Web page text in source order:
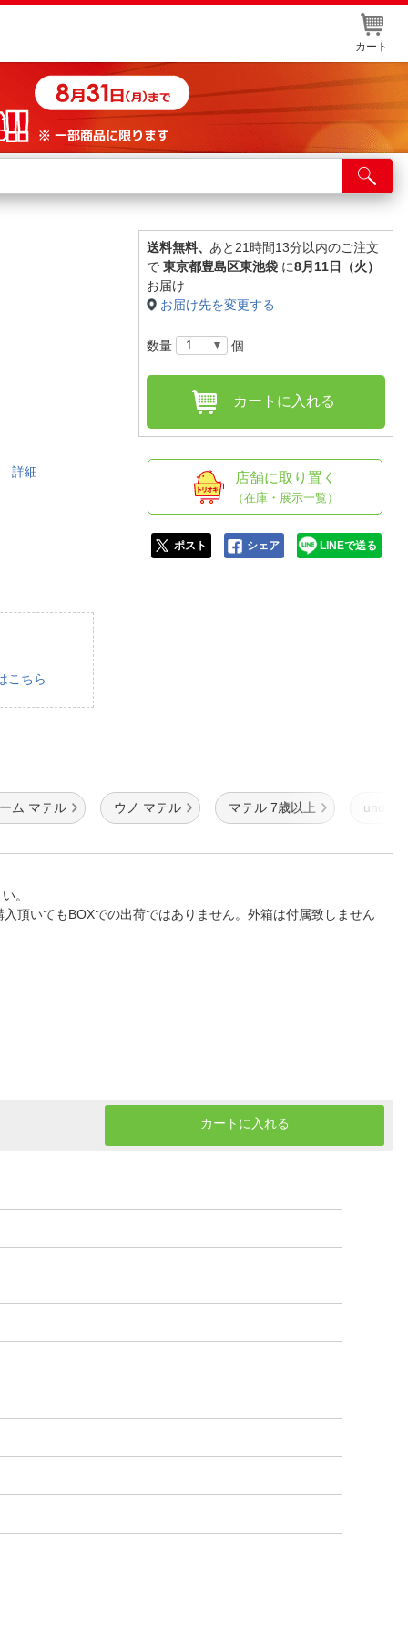
カート
舗サービス
ト取り置き
詳細
こちら
送料無料、 あと21時間13分以内のご注文
で 東京都豊島区東池袋 に8月11日（火）
お届け
お届け先を変更する
数量 個
カートに入れる
店舗に取り置く
（在庫・展示一覧）
ポスト シェア LINEで送る
ム マテル ウノ マテル マテル 7歳以上 uno マ
。
頂いてもBOXでの出荷ではありません。外箱は付属致しません
カートに入れる